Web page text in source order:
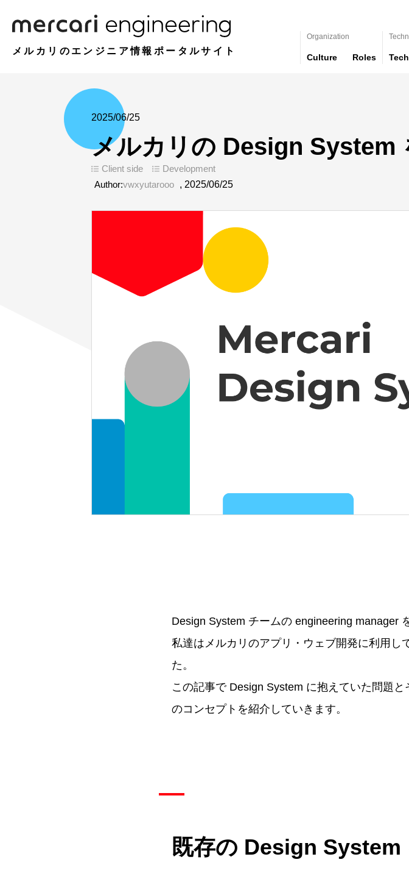
メルカリのエンジニア情報ポータルサイト
Organization
Culture Roles
2025/06/25
メルカリの Design System
Client side
Development
Author:vwxyutarooo , 2025/06/25
Design System チームの engineering manager
私達はメルカリのアプリ・ウェブ開発に利用し
た。
この記事で Design System に抱えていた問題
のコンセプトを紹介していきます。
既存の Design System